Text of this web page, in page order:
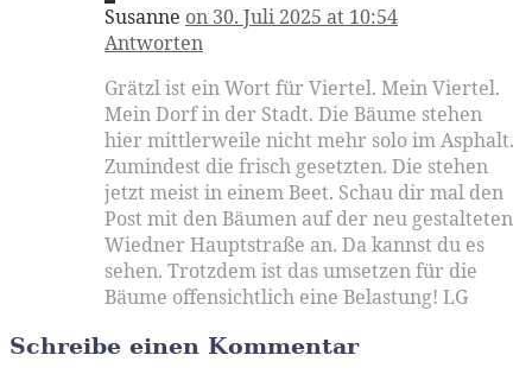
Susanne on 30. Juli 2025 at 10:54
Antworten
Grätzl ist ein Wort für Viertel. Mein Viertel.
Mein Dorf in der Stadt. Die Bäume stehen
hier mittlerweile nicht mehr solo im Asphalt.
Zumindest die frisch gesetzten. Die stehen
jetzt meist in einem Beet. Schau dir mal den
Post mit den Bäumen auf der neu gestalteten
Wiedner Hauptstraße an. Da kannst du es
sehen. Trotzdem ist das umsetzen für die
Bäume offensichtlich eine Belastung! LG
Schreibe einen Kommentar